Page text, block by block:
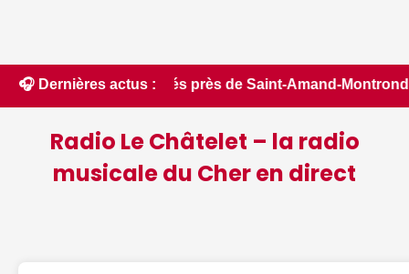
🎧 Dernières actus :
près de Saint-Amand-Montrond - ici.fr • 📰
Radio Le Châtelet – la radio
musicale du Cher en direct